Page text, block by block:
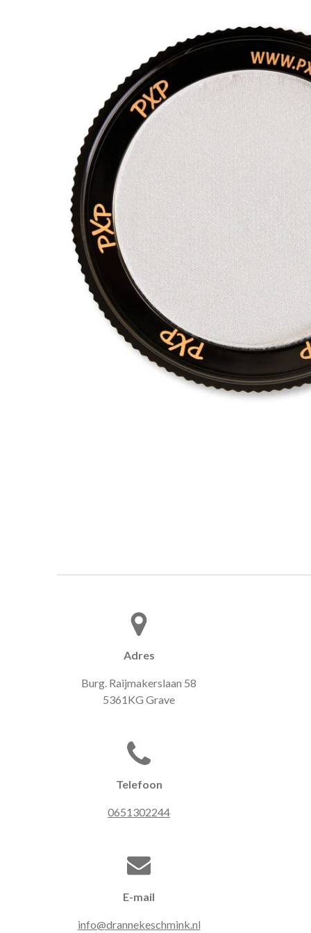
Adres
Burg. Raijmakerslaan 58
5361KG Grave
Telefoon
0651302244
E-mail
info@drannekeschmink.nl